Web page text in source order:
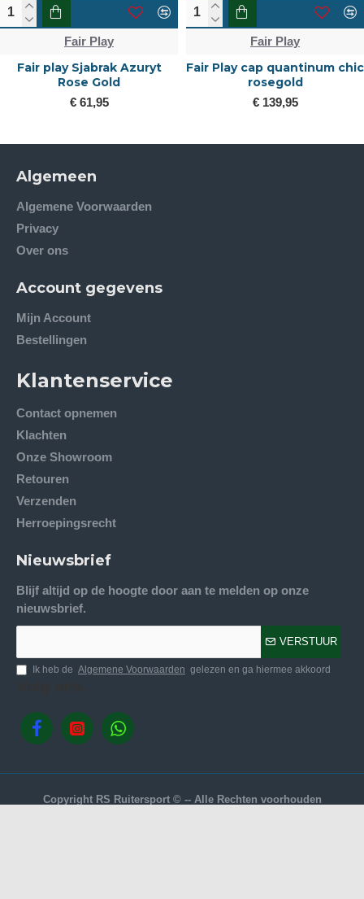
Fair Play
Fair play Sjabrak Azuryt
Rose Gold
€ 61,95
Fair Play
Fair Play cap quantinum chic
rosegold
€ 139,95
Algemeen
Algemene Voorwaarden
Privacy
Over ons
Account gegevens
Mijn Account
Bestellingen
Klantenservice
Contact opnemen
Klachten
Onze Showroom
Retouren
Verzenden
Herroepingsrecht
Nieuwsbrief
Blijf altijd op de hoogte door aan te melden op onze
nieuwsbrief.
VERSTUUR
Ik heb de Algemene Voorwaarden gelezen en ga hiermee akkoord
Copyright RS Ruitersport © -- Alle Rechten voorhouden